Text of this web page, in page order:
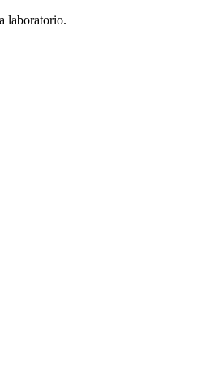
laboratorio.